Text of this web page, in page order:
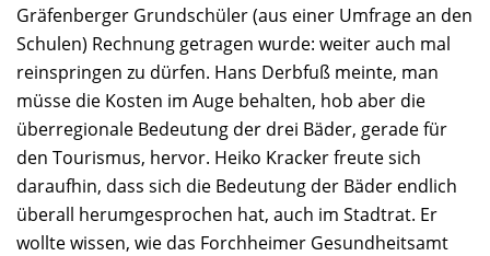
Gräfenberger Grundschüler (aus einer Umfrage an den
Schulen) Rechnung getragen wurde: weiter auch mal
reinspringen zu dürfen. Hans Derbfuß meinte, man
müsse die Kosten im Auge behalten, hob aber die
überregionale Bedeutung der drei Bäder, gerade für
den Tourismus, hervor. Heiko Kracker freute sich
daraufhin, dass sich die Bedeutung der Bäder endlich
überall herumgesprochen hat, auch im Stadtrat. Er
wollte wissen, wie das Forchheimer Gesundheitsamt